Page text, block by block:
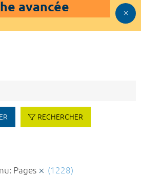
avancée
RECHERCHER
Pages (1228)